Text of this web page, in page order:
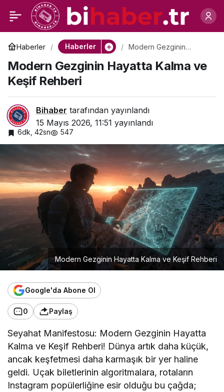
Haberler Haberler
Modern Gezginin
Rehberi
Modern Gezginin Hayatta Kalma ve
Keşif Rehberi
Bihaber tarafından yayınlandı
15 Mayıs 2026, 11:51 yayınlandı
6dk, 42sn 547
Modern Gezginin Hayatta Kalma ve Keşif Rehberi
Google'da Abone Ol
0 Paylaş
Seyahat Manifestosu: Modern Gezginin Hayatta
Kalma ve Keşif Rehberi! Dünya artık daha küçük,
ancak keşfetmesi daha karmaşık bir yer haline
geldi. Uçak biletlerinin algoritmalara, rotaların
Instagram popülerliğine esir olduğu bu çağda;
Yapay Zekâ Çağında
Yeni Altın
0 Paylaş